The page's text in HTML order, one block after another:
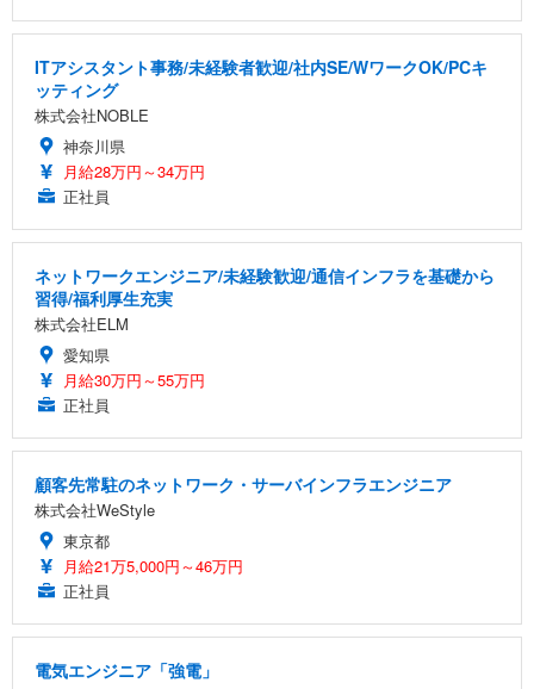
ITアシスタント事務/未経験者歓迎/社内SE/WワークOK/PCキ
ッティング
株式会社NOBLE
神奈川県
月給28万円～34万円
正社員
ネットワークエンジニア/未経験歓迎/通信インフラを基礎から
習得/福利厚生充実
株式会社ELM
愛知県
月給30万円～55万円
正社員
顧客先常駐のネットワーク・サーバインフラエンジニア
株式会社WeStyle
東京都
月給21万5,000円～46万円
正社員
電気エンジニア「強電」